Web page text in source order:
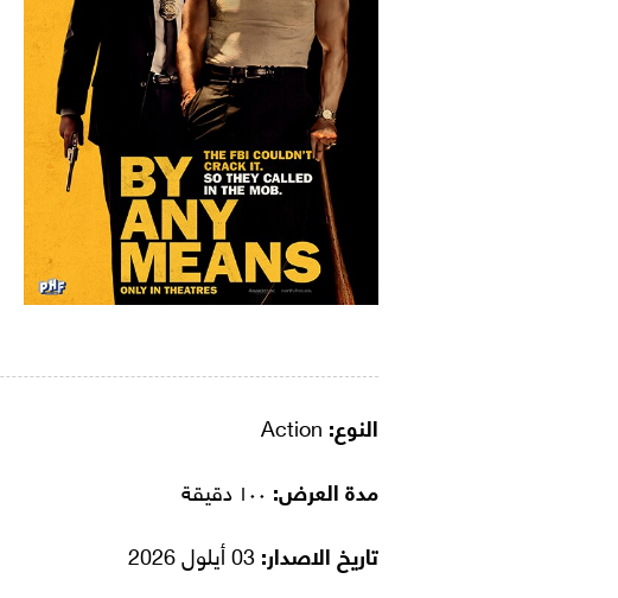
النوع:
مدة العرض:
تاريخ الاصدار: